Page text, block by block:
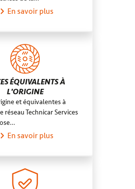
En savoir plus
ÉQUIVALENTS À
L'ORIGINE
et équivalentes à
réseau Technicar Services
En savoir plus